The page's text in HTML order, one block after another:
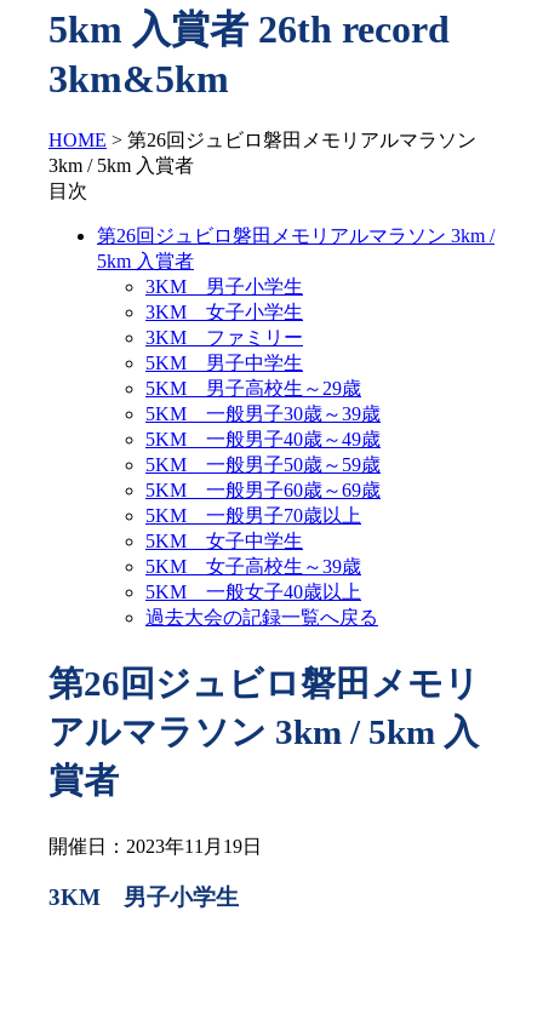
5km 入賞者 26th record
3km&5km
HOME > 第26回ジュビロ磐田メモリアルマラソン
3km / 5km 入賞者
目次
第26回ジュビロ磐田メモリアルマラソン 3km /
5km 入賞者
3KM 男子小学生
3KM 女子小学生
3KM ファミリー
5KM 男子中学生
5KM 男子高校生～29歳
5KM 一般男子30歳～39歳
5KM 一般男子40歳～49歳
5KM 一般男子50歳～59歳
5KM 一般男子60歳～69歳
5KM 一般男子70歳以上
5KM 女子中学生
5KM 女子高校生～39歳
5KM 一般女子40歳以上
過去大会の記録一覧へ戻る
第26回ジュビロ磐田メモリ
アルマラソン 3km / 5km 入
賞者
開催日：2023年11月19日
3KM 男子小学生